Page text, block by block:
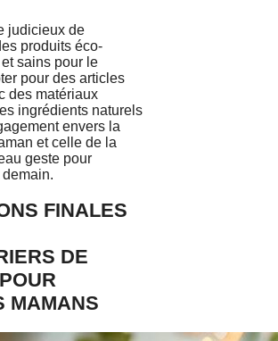
judicieux de
produits éco-
sains pour le
pour des articles
des matériaux
ingrédients naturels
envers la
et celle de la
geste pour
demain.
FINALES
DE
MAMANS